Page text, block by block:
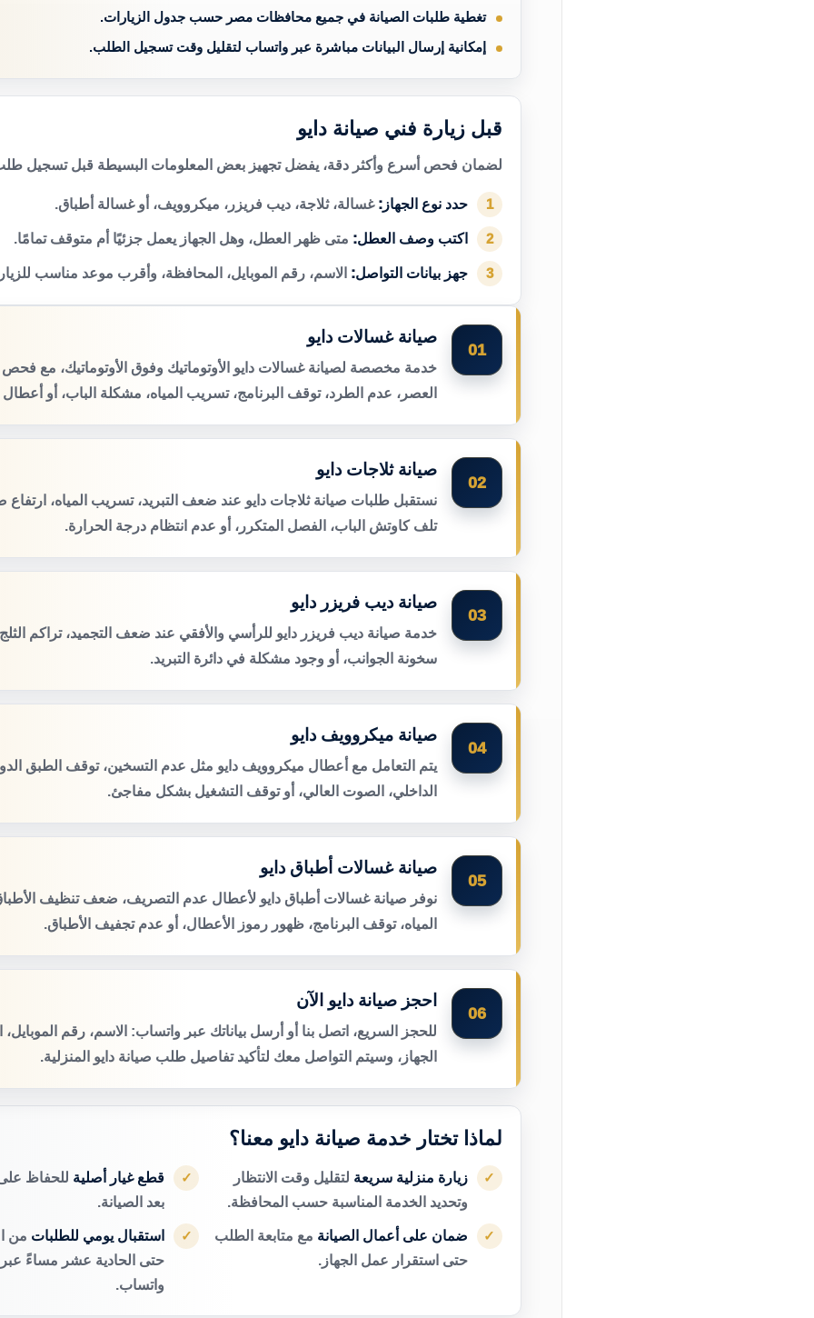
تغطية طلبات الصيانة في جميع محافظات مصر حسب جدول الزيارات.
إمكانية إرسال البيانات مباشرة عبر واتساب لتقليل وقت تسجيل الطلب.
قبل زيارة فني صيانة دايو
لضمان فحص أسرع وأكثر دقة، يفضل تجهيز بعض المعلومات البسيطة قبل تسجيل
1 حدد نوع الجهاز: غسالة، ثلاجة، ديب فريزر، ميكروويف، أو غسالة أطباق.
2 اكتب وصف العطل: متى ظهر العطل، وهل الجهاز يعمل جزئيًا أم متوقف تمامًا.
3 جهز بيانات التواصل: الاسم، رقم الموبايل، المحافظة، وأقرب موعد مناسب
01
صيانة غسالات دايو
خدمة مخصصة لصيانة غسالات دايو الأوتوماتيك وفوق الأوتوماتيك، مع
العصر، عدم الطرد، توقف البرنامج، تسريب المياه، مشكلة الباب، أو
02
صيانة ثلاجات دايو
نستقبل طلبات صيانة ثلاجات دايو عند ضعف التبريد، تسريب المياه، ارتفاع
تلف كاوتش الباب، الفصل المتكرر، أو عدم انتظام درجة الحرارة.
03
صيانة ديب فريزر دايو
خدمة صيانة ديب فريزر دايو للرأسي والأفقي عند ضعف التجميد، تراكم
سخونة الجوانب، أو وجود مشكلة في دائرة التبريد.
04
صيانة ميكروويف دايو
يتم التعامل مع أعطال ميكروويف دايو مثل عدم التسخين، توقف الطبق
الداخلي، الصوت العالي، أو توقف التشغيل بشكل مفاجئ.
05
صيانة غسالات أطباق دايو
نوفر صيانة غسالات أطباق دايو لأعطال عدم التصريف، ضعف تنظيف
المياه، توقف البرنامج، ظهور رموز الأعطال، أو عدم تجفيف الأطباق.
06
احجز صيانة دايو الآن
للحجز السريع، اتصل بنا أو أرسل بياناتك عبر واتساب: الاسم، رقم
الجهاز، وسيتم التواصل معك لتأكيد تفاصيل طلب صيانة دايو المنزلية.
لماذا تختار خدمة صيانة دايو معنا؟
✓ زيارة منزلية سريعة لتقليل وقت الانتظار
وتحديد الخدمة المناسبة حسب المحافظة.
✓ قطع غيار أصلية للحفاظ على
بعد الصيانة.
✓ ضمان على أعمال الصيانة مع متابعة الطلب
حتى استقرار عمل الجهاز.
✓ استقبال يومي للطلبات من
حتى الحادية عشر مساءً عبر
واتساب.